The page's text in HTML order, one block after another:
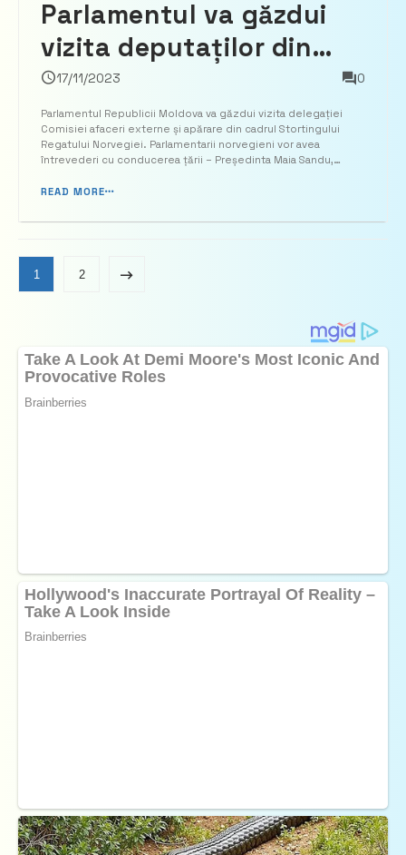
Parlamentul va găzdui
vizita deputaților din
Comisia afaceri externe
și apărare a legislativului
Norvegiei
17/11/2023 0
Parlamentul Republicii Moldova va găzdui vizita delegației
Comisiei afaceri externe și apărare din cadrul Stortingului
Regatului Norvegiei. Parlamentarii norvegieni vor avea
întrevederi cu conducerea țării – Președinta Maia Sandu,
Recean. De asemenea, agenda vizitei include discuț...
READ MORE
1 2